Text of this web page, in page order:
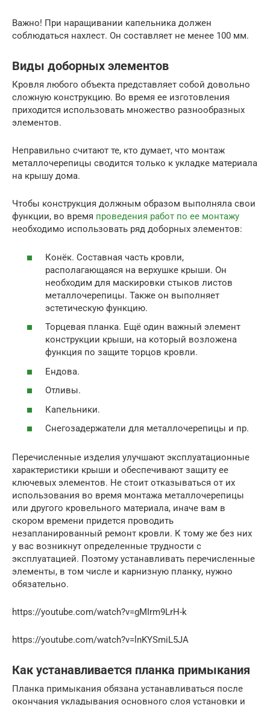
​Важно! При наращивании капельника должен
соблюдаться нахлест. Он составляет не менее 100 мм.
Виды доборных элементов
Кровля любого объекта представляет собой довольно
сложную конструкцию. Во время ее изготовления
приходится использовать множество разнообразных
элементов.
Неправильно считают те, кто думает, что монтаж
металлочерепицы сводится только к укладке материала
на крышу дома.
Чтобы конструкция должным образом выполняла свои
функции, во время проведения работ по ее монтажу
необходимо использовать ряд доборных элементов:
Конёк. Составная часть кровли,
располагающаяся на верхушке крыши. Он
необходим для маскировки стыков листов
металлочерепицы. Также он выполняет
эстетическую функцию.
Торцевая планка. Ещё один важный элемент
конструкции крыши, на который возложена
функция по защите торцов кровли.
Ендова.
Отливы.
Капельники.
Снегозадержатели для металлочерепицы и пр.
Перечисленные изделия улучшают эксплуатационные
характеристики крыши и обеспечивают защиту ее
ключевых элементов. Не стоит отказываться от их
использования во время монтажа металлочерепицы
или другого кровельного материала, иначе вам в
скором времени придется проводить
незапланированный ремонт кровли. К тому же без них
у вас возникнут определенные трудности с
эксплуатацией. Поэтому устанавливать перечисленные
элементы, в том числе и карнизную планку, нужно
обязательно.
https://youtube.com/watch?v=gMIrm9LrH-k
https://youtube.com/watch?v=lnKYSmiL5JA
Как устанавливается планка примыкания
Планка примыкания обязана устанавливаться после
окончания укладывания основного слоя установки и